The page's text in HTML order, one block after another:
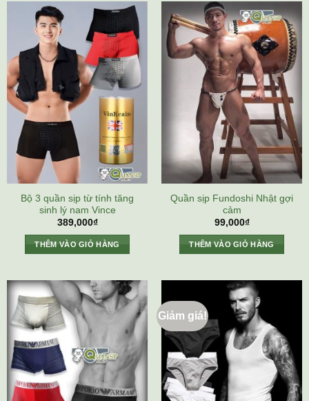
Bộ 3 quần sịp từ tính tăng
sinh lý nam Vince
389,000₫
THÊM VÀO GIỎ HÀNG
Quần sịp Fundoshi Nhật gợi
cảm
99,000₫
THÊM VÀO GIỎ HÀNG
Giảm giá!